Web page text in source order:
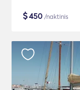
$450 /naktinis